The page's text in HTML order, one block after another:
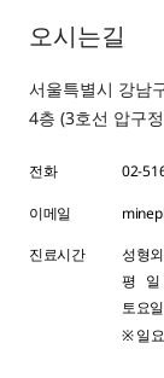
오시는길
서울특별시 강남
4층 (3호선 압구
전화 02-
이메일
진료시간
성형
평 일
토요일
※ 일